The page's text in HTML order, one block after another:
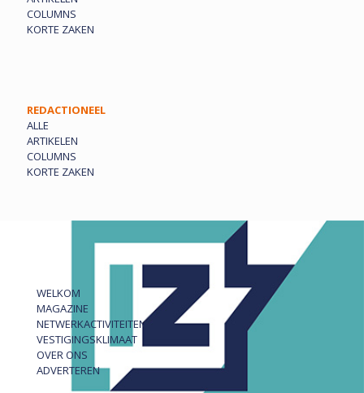
COLUMNS
KORTE ZAKEN
REDACTIONEEL
ALLE
ARTIKELEN
COLUMNS
KORTE ZAKEN
WELKOM
MAGAZINE
NETWERKACTIVITEITEN
VESTIGINGSKLIMAAT
OVER ONS
ADVERTEREN